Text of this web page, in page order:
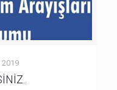
2019